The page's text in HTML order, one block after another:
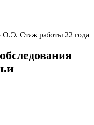
О.Э. Стаж работы 22 года